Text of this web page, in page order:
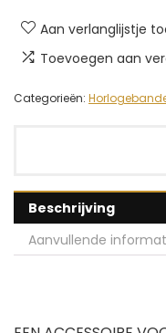
Aan verlanglijstje
Toevoegen aan
Categorieën:
Beschrijving
Aanvullende